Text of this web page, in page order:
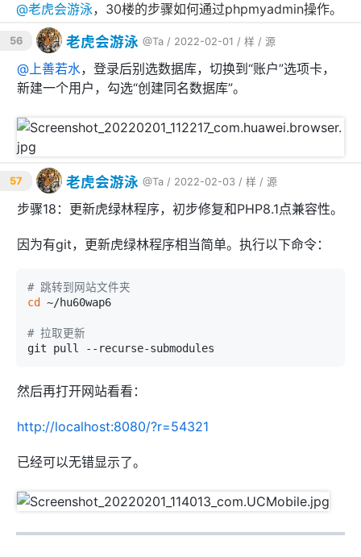
@老虎会游泳，30楼的步骤如何通过phpmyadmin操作。
56 老虎会游泳 @Ta / 2022-02-01 / 样 / 源
@上善若水，登录后别选数据库，切换到“账户”选项卡，
新建一个用户，勾选“创建同名数据库”。
57 老虎会游泳 @Ta / 2022-02-03 / 样 / 源
步骤18：更新虎绿林程序，初步修复和PHP8.1点兼容性。
因为有git，更新虎绿林程序相当简单。执行以下命令：
# 跳转到网站文件夹
cd ~/hu60wap6
# 拉取更新
然后再打开网站看看：
http://localhost:8080/?r=54321
已经可以无错显示了。